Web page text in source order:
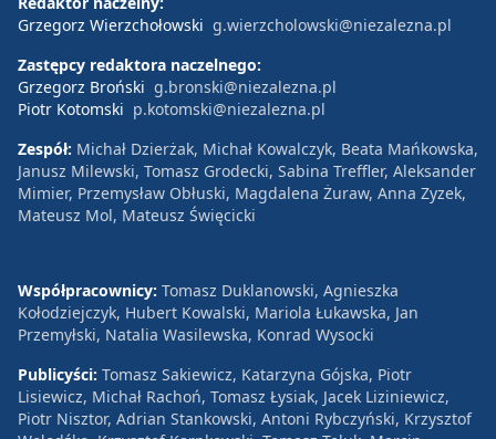
Grzegorz Wierzchołowski g.wierzcholowski@niezalezna.pl
Zastępcy redaktora naczelnego:
Grzegorz Broński g.bronski@niezalezna.pl
Piotr Kotomski p.kotomski@niezalezna.pl
Zespół: Michał Dzierżak, Michał Kowalczyk, Beata Mańkowska,
Janusz Milewski, Tomasz Grodecki, Sabina Treffler, Aleksander
Mimier, Przemysław Obłuski, Magdalena Żuraw, Anna Zyzek,
Mateusz Mol, Mateusz Święcicki
Współpracownicy: Tomasz Duklanowski, Agnieszka
Kołodziejczyk, Hubert Kowalski, Mariola Łukawska, Jan
Przemyłski, Natalia Wasilewska, Konrad Wysocki
Publicyści: Tomasz Sakiewicz, Katarzyna Gójska, Piotr
Lisiewicz, Michał Rachoń, Tomasz Łysiak, Jacek Liziniewicz,
Piotr Nisztor, Adrian Stankowski, Antoni Rybczyński, Krzysztof